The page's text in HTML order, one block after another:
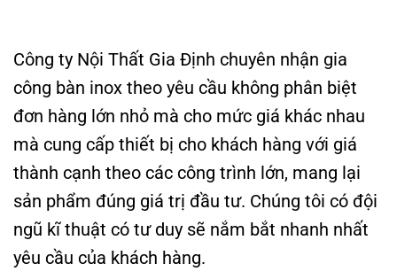
Công ty Nội Thất Gia Định chuyên nhận gia
công bàn inox theo yêu cầu không phân biệt
đơn hàng lớn nhỏ mà cho mức giá khác nhau
mà cung cấp thiết bị cho khách hàng với giá
thành cạnh theo các công trình lớn, mang lại
sản phẩm đúng giá trị đầu tư. Chúng tôi có đội
ngũ kĩ thuật có tư duy sẽ nắm bắt nhanh nhất
yêu cầu của khách hàng.